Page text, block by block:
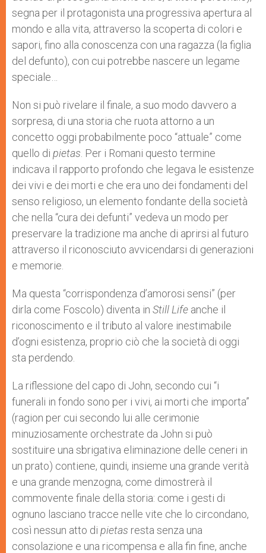
segna per il protagonista una progressiva apertura al
mondo e alla vita, attraverso la scoperta di colori e
sapori, fino alla conoscenza con una ragazza (la figlia
del defunto), con cui potrebbe nascere un legame
speciale…
Non si può rivelare il finale, a suo modo davvero a
sorpresa, di una storia che ruota attorno a un
concetto oggi probabilmente poco “attuale” come
quello di pietas . Per i Romani questo termine
indicava il rapporto profondo che legava le esistenze
dei vivi e dei morti e che era uno dei fondamenti del
senso religioso, un elemento fondante della società
che nella “cura dei defunti” vedeva un modo per
preservare la tradizione ma anche di aprirsi al futuro
attraverso il riconosciuto avvicendarsi di generazioni
e memorie.
Ma questa “corrispondenza d’amorosi sensi” (per
dirla come Foscolo) diventa in Still Life anche il
riconoscimento e il tributo al valore inestimabile
d’ogni esistenza, proprio ciò che la società di oggi
sta perdendo.
La riflessione del capo di John, secondo cui “i
funerali in fondo sono per i vivi, ai morti che importa”
(ragion per cui secondo lui alle cerimonie
minuziosamente orchestrate da John si può
sostituire una sbrigativa eliminazione delle ceneri in
un prato) contiene, quindi, insieme una grande verità
e una grande menzogna, come dimostrerà il
commovente finale della storia: come i gesti di
ognuno lasciano tracce nelle vite che lo circondano,
così nessun atto di pietas resta senza una
consolazione e una ricompensa e alla fin fine, anche